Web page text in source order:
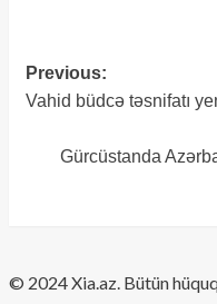
Post
Previous:
Vahid büdcə təsnifatı
Gürcüstanda
​© 2024 Xia.az. Bütün